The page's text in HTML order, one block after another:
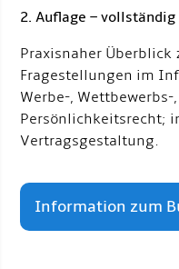
2. Auflage –
Praxisnaher Überblick
Fragestellungen im
Werbe-,
Persönlichkeitsrecht;
Vertragsgestaltung.
Information zum